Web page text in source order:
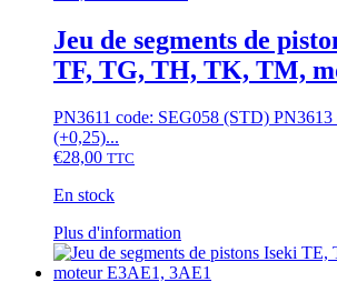
de
pistons
Iseki
TU,TX,
Mitsubishi
D,
Satoh
ST,
moteur
K3A,
K4A
Jeu de segments de
TF, TG, TH, TK, TM,
PN3611 code: SEG058 (STD) PN3613
(+0,25)...
€28,00 TTC
En stock
Plus d'information
produit
a